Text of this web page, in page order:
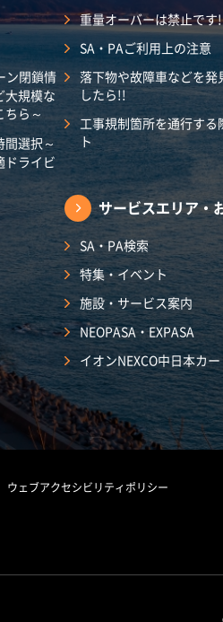
ン閉鎖情
大規模な
ら～
選択～
ドライビ
重量オーバーは禁止です
SA・PAご利用上の注意
落下物や故障車などを発
したら!!
工事規制箇所を通行する
ト
サービスエリア・
SA・PA検索
特集・イベント
施設・サービス案内
NEOPASA・EXPASA
イオンNEXCO中日本カー
ウェブアクセシビリティポリシー